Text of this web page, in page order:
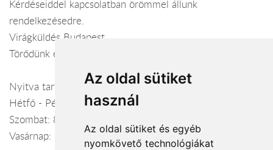
Az oldal sütiket
használ
Az oldal sütiket és egyéb
nyomkövető technológiákat
Kérdéseiddel kapcsolatban örömmel állunk
rendelkezésedre.
Virágküldés Budapest
Törődünk egymással
Nyitva tartás:
Hétfő - Péntek: 8:00-19:00
Szombat: 8:00-18:00
Vasárnap: 9:00-15:00